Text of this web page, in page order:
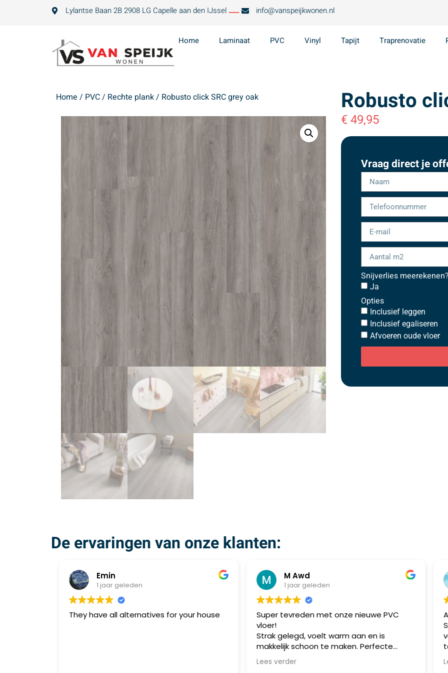
Lylantse Baan 2B 2908 LG Capelle aan den IJssel info@vanspeijkwonen.nl
Home Laminaat PVC Vinyl Tapijt Traprenovatie
Home / PVC/ Rechte plank/ Robusto click SRC grey oak Robusto
€49,95
Vraag direct je
Snijverlies meerekenen?
Ja
Opties
Inclusief leggen
Inclusief egaliseren
Afvoeren oude vloer
De ervaringen van onze klanten:
Emin
1 jaar geleden
They have all alternatives for your house
M Awd
1 jaar geleden
Super tevreden met onze nieuwe PVC
vloer!
Strak gelegd, voelt warm aan en is
makkelijk schoon te maken. Perfecte
combinatie van stijl en praktisch gebruik.
Aanrader!
Lees verder